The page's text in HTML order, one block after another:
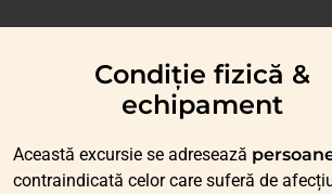
Condiție fizică &
echipament
Această excursie se adresează
contraindicată celor care suferă de